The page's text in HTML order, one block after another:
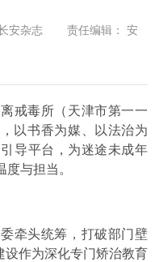
安杂志
责任编辑： 安
戒毒所（天津市第一一
以书香为媒、以法治为
导平台，为迷途未成年
与担当。
牵头统筹，打破部门壁
设作为深化专门矫治教育